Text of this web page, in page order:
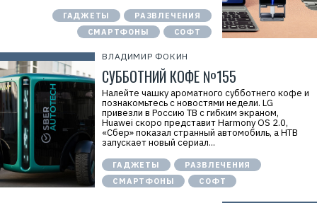
ГАДЖЕТЫ
РАЗВЛЕЧЕНИЯ
СМАРТФОНЫ
СОФТ
ВЛАДИМИР ФОКИН
СУББОТНИЙ КОФЕ №155
Налейте чашку ароматного субботнего кофе и
познакомьтесь с новостями недели. LG
привезли в Россию ТВ с гибким экраном,
Huawei скоро представит Harmony OS 2.0,
«Сбер» показал странный автомобиль, а НТВ
запускает новый сериал...
ГАДЖЕТЫ
РАЗВЛЕЧЕНИЯ
СМАРТФОНЫ
СОФТ